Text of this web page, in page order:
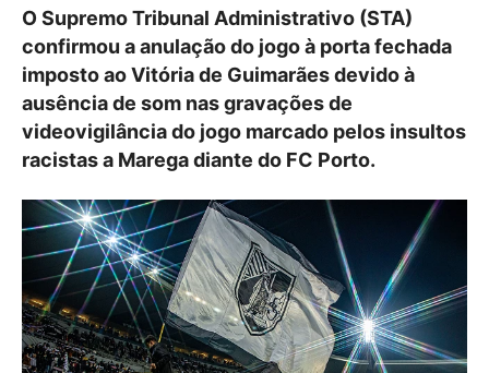
O Supremo Tribunal Administrativo (STA)
confirmou a anulação do jogo à porta fechada
imposto ao Vitória de Guimarães devido à
ausência de som nas gravações de
videovigilância do jogo marcado pelos insultos
racistas a Marega diante do FC Porto.